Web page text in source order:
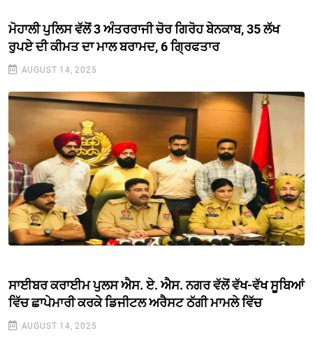
ਮੋਹਾਲੀ ਪੁਲਿਸ ਵੱਲੋਂ 3 ਅੰਤਰਰਾਜੀ ਚੋਰ ਗਿਰੋਹ ਬੇਨਕਾਬ, 35 ਲੱਖ
ਰੁਪਏ ਦੀ ਕੀਮਤ ਦਾ ਮਾਲ ਬਰਾਮਦ, 6 ਗ੍ਰਿਫਤਾਰ
AUGUST 14, 2025
ਸਾਈਬਰ ਕਰਾਈਮ ਪੁਲਸ ਐਸ. ਏ. ਐਸ. ਨਗਰ ਵੱਲੋਂ ਵੱਖ-ਵੱਖ ਸੂਬਿਆਂ
ਵਿੱਚ ਛਾਪੇਮਾਰੀ ਕਰਕੇ ਡਿਜੀਟਲ ਅਰੈਸਟ ਠੱਗੀ ਮਾਮਲੇ ਵਿੱਚ
AUGUST 14, 2025